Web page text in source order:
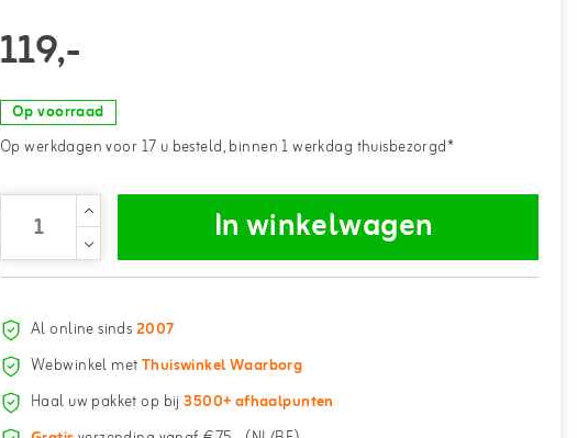
119,-
Op voorraad
Op werkdagen voor 17 u besteld, binnen 1 werkdag thuisbezorgd*
In winkelwagen
Al online sinds2007
Webwinkel metThuiswinkel Waarborg
Haal uw pakket op bij3500+ afhaalpunten